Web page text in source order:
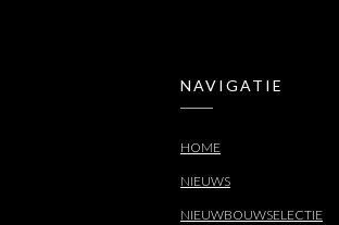
NAVIGATIE
HOME
NIEUWS
NIEUWBOUWSELECTIE